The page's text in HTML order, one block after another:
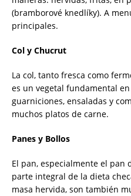
(bramborové knedlíky). A
principales.
Col y Chucrut
La col, tanto fresca como
es un vegetal fundamental
guarniciones, ensaladas y
muchos platos de carne.
Panes y Bollos
El pan, especialmente el pan
parte integral de la dieta
masa hervida, son también